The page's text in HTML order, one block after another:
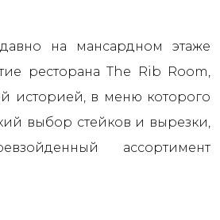
на мансардном этаже
ресторана The Rib Room,
историей, в меню которого
выбор стейков и вырезки,
ассортимент